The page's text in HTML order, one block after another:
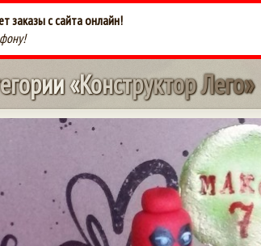
заказы с сайта онлайн!
егории«КонструкторЛего»